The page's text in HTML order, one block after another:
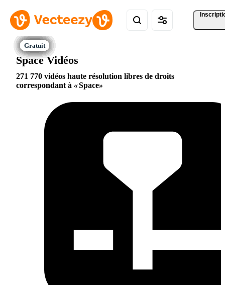
Space Vidéos
271 770 vidéos haute résolution libres de droits
correspondant à
Space